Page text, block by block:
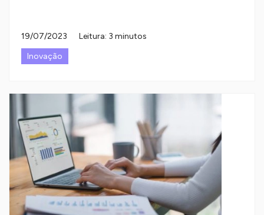
19/07/2023
Leitura: 3 minutos
Inovação